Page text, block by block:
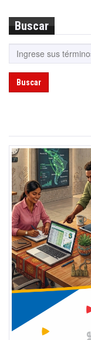
Buscar
Buscar